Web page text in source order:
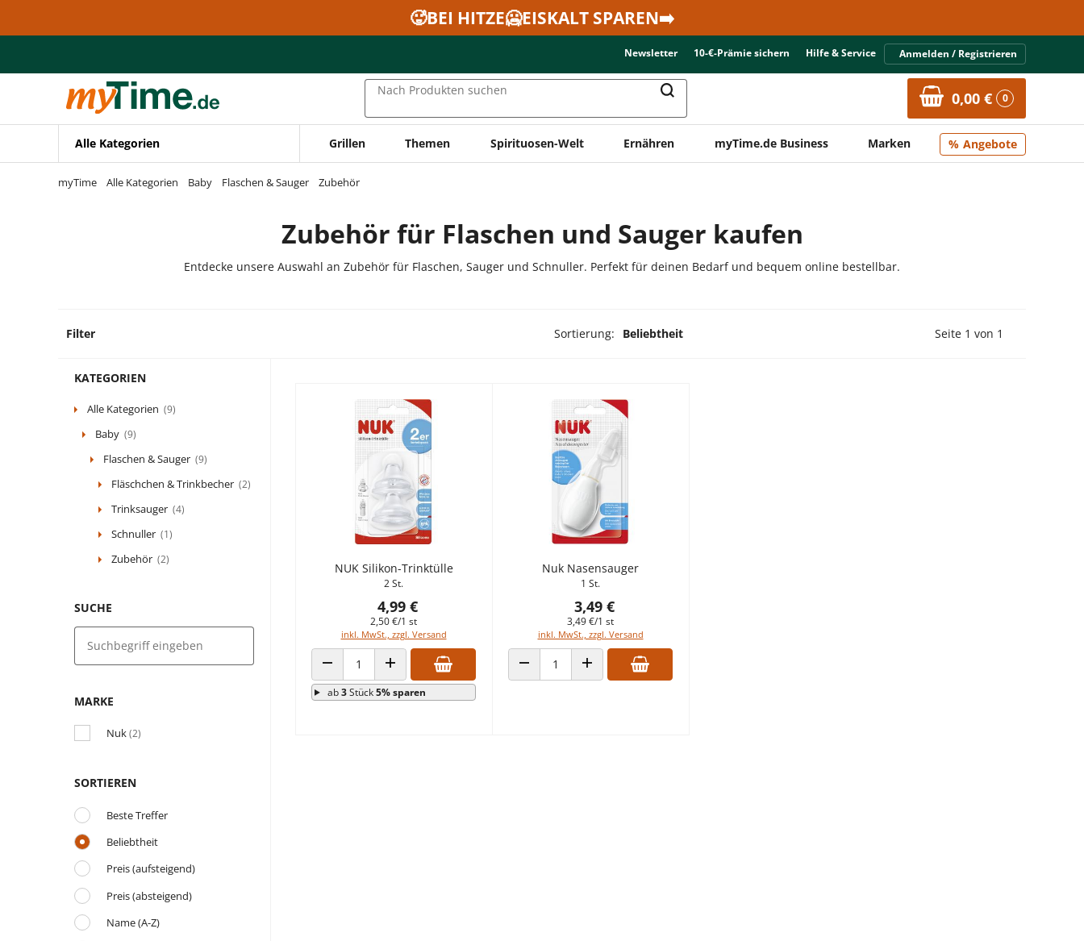
Zur Navigation springen
🥵BEI HITZE🥶EISKALT SPAREN➡️
Newsletter 10-€-Prämie sichern Hilfe & Service Anmelden / Registrieren
Nach Produkten suchen 0,00 € 0
Alle Kategorien Grillen Themen Spirituosen-Welt Ernähren myTime.de Business Marken Angebote
myTime Alle Kategorien Baby Flaschen & Sauger Zubehör
Zubehör für Flaschen und Sauger kaufen
Entdecke unsere Auswahl an Zubehör für Flaschen, Sauger und Schnuller. Perfekt für deinen Bedarf und bequem online bestellbar.
Filter Sortierung: Beliebtheit Vorherige Seite
Seite 1 von 1
KATEGORIEN
Alle Kategorien (9)
Baby (9)
Flaschen & Sauger (9)
Fläschchen & Trinkbecher (2)
Trinksauger (4)
Schnuller (1)
Zubehör (2)
SUCHE
MARKE
Nuk(2)
SORTIEREN
Beste Treffer
Beliebtheit
Preis (aufsteigend)
Preis (absteigend)
Name (A-Z)
NUK Silikon-Trinktülle
2 St.
4,99 €
2,50 €/1 st
inkl. MwSt., zzgl. Versand
ANZAHL VERRINGERNANZAHL ERHÖHEN
ab3Stück5% sparen
Nuk Nasensauger
1 St.
3,49 €
3,49 €/1 st
inkl. MwSt., zzgl. Versand
ANZAHL VERRINGERNANZAHL ERHÖHEN